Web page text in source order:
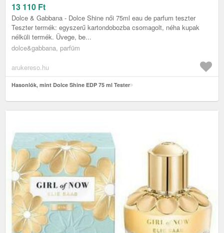
13 110 Ft
Dolce & Gabbana - Dolce Shine női 75ml eau de parfum teszter
Teszter termék: egyszerű kartondobozba csomagolt, néha kupak
nélküli termék. Üvege, be...
dolce&gabbana, parfüm
arukereso.hu
Hasonlók, mint Dolce Shine EDP 75 ml Tester